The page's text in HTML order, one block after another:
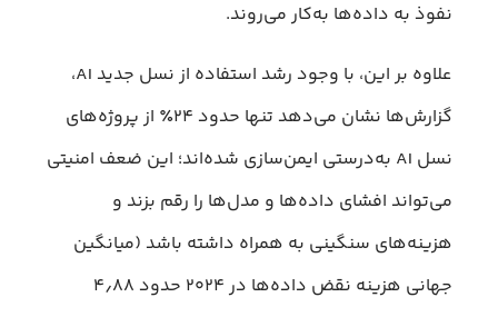
نفوذ به داده‌ها به‌کار می‌روند.
علاوه بر این، با وجود رشد استفاده از نسل جدید AI،
گزارش‌ها نشان می‌دهد تنها حدود ۲۴٪ از پروژه‌های
نسل AI به‌درستی ایمن‌سازی شده‌اند؛ این ضعف امنیتی
می‌تواند افشای داده‌ها و مدل‌ها را رقم بزند و
هزینه‌های سنگینی به همراه داشته باشد (میانگین
جهانی هزینه نقض داده‌ها در ۲۰۲۴ حدود ۴٫۸۸